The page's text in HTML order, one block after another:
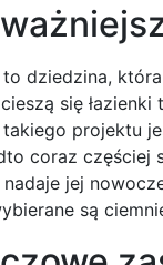
to dziedzina,
się
projektu
coraz
jej
są